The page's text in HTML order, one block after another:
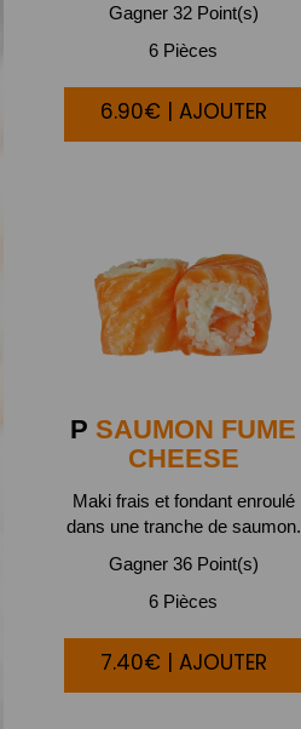
Gagner 32 Point(s)
6 Pièces
6.90€ | AJOUTER
P SAUMON FUME
CHEESE
Maki frais et fondant enroulé
dans une tranche de saumon.
Gagner 36 Point(s)
6 Pièces
7.40€ | AJOUTER